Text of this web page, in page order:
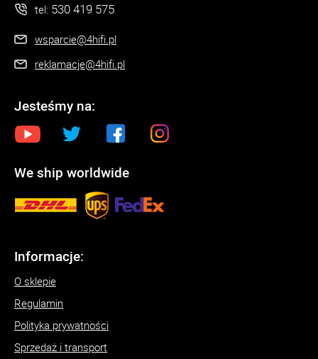
tel: 530 419 575
wsparcie@4hifi.pl
reklamacje@4hifi.pl
Jesteśmy na:
We ship worldwide
Informacje:
O sklepie
Regulamin
Polityka prywatności
Sprzedaż i transport